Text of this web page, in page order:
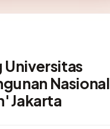
Universitas
Nasional
Jakarta